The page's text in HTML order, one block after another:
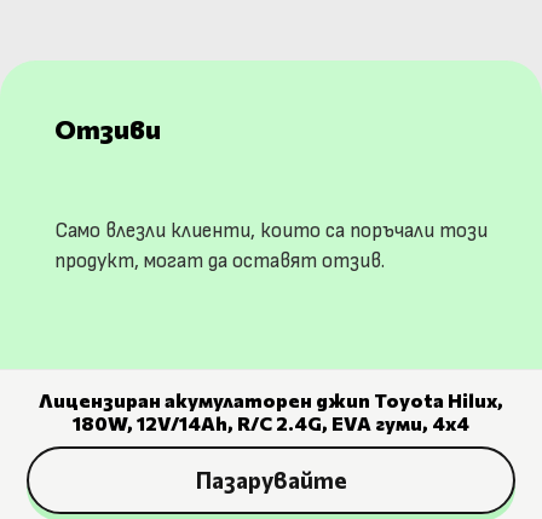
Отзиви
Само влезли клиенти, които са поръчали този
продукт, могат да оставят отзив.
Лицензиран акумулаторен джип Toyota Hilux,
180W, 12V/14Ah, R/C 2.4G, EVA гуми, 4х4
Пазарувайте